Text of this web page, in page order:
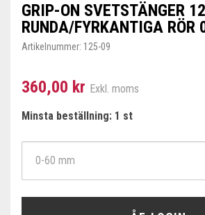
GRIP-ON SVETSTÄNGER
RUNDA/FYRKANTIGA RÖR
Artikelnummer: 125-09
360,00 kr Exkl. moms
Minsta beställning: 1 st